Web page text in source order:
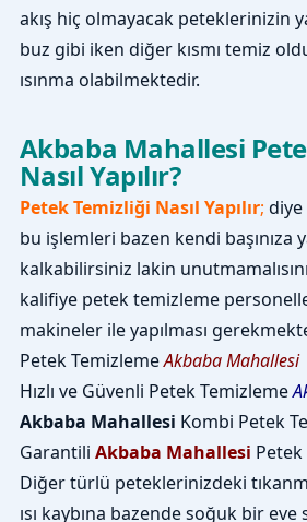
akış hiç olmayacak peteklerinizin
buz gibi iken diğer kısmı temiz
ısınma olabilmektedir.
Akbaba Mahallesi
Nasıl Yapılır?
Petek Temizliği Nasıl Yapılır;
bu işlemleri bazen kendi başınıza
kalkabilirsiniz lakin
kalifiye petek temizleme
makineler ile yapılması
Petek TemizlemeAkbaba Mahallesi
Hızlı ve Güvenli Petek Temizleme
Akbaba Mahallesi Kombi Petek
Garantili Akbaba Mahallesi
Diğer türlü peteklerinizdeki
ısı kaybına bazende soğuk bir eve